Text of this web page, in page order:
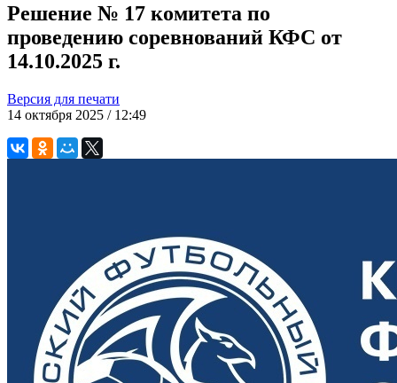
Решение № 17 комитета по
проведению соревнований КФС от
14.10.2025 г.
Версия для печати
14 октября 2025 / 12:49